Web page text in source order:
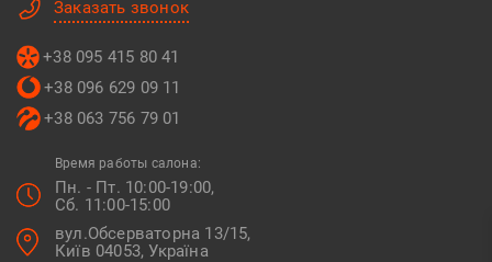
Заказать звонок
+38 095 415 80 41
+38 096 629 09 11
+38 063 756 79 01
Время работы салона:
Пн. - Пт. 10:00-19:00,
Сб. 11:00-15:00
вул.Обсерваторна 13/15,
Київ 04053, Україна